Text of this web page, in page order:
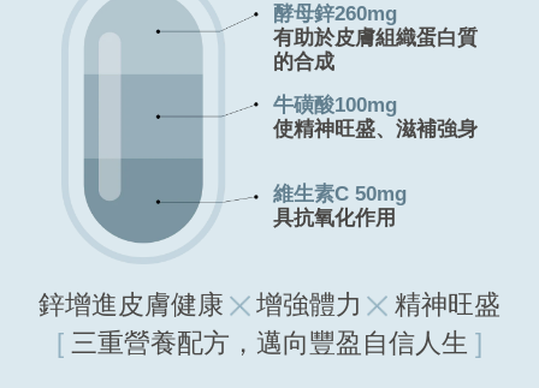
酵母鋅260mg
有助於皮膚組織蛋白質
的合成
牛磺酸100mg
使精神旺盛、滋補強身
維生素C 50mg
具抗氧化作用
鋅增進皮膚健康 增強體力
精神旺盛
[ 三重營養配方，邁向豐盈自信人生 ]